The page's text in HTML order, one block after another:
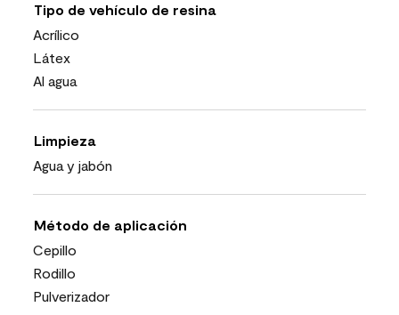
Tipo de vehículo de resina
Acrílico
Látex
Al agua
Limpieza
Agua y jabón
Método de aplicación
Cepillo
Rodillo
Pulverizador